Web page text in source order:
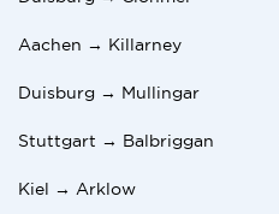
Aachen → Killarney
Duisburg → Mullingar
Stuttgart → Balbriggan
Kiel → Arklow